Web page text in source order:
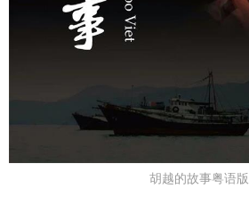
胡越的故事粤语版